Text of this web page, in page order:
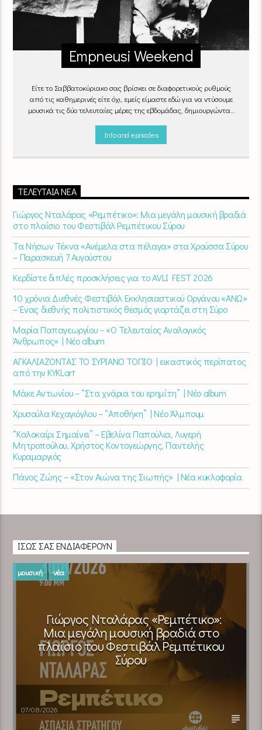
Empneusi Weekend
Είτε το Σαββατοκύριακο σας βρίσκει σε διαφορετικούς ρυθμούς
από τις καθημερινές είτε όχι, εμείς είμαστε εδώ για να ντύσουμε
μουσικά τις δύο τελευταίες μέρες της εβδομάδας, δημιουργώντας
Info and episodes
ΤΕΛΕΥΤΑΊΑ ΝΈΑ
Γιώργος Νταλάρας «Ρεμπέτικο»: Μια μεγάλη μουσική βραδιά
στο πλαίσιο του Φεστιβάλ Ρεμπέτικου Σύρου
Τα Νήσων Τέκνα «Ανέμελα στα πέλαγα» στα Χρούσσα Σύρου
– Παρασκευή 7 Αυγούστου
Κερδίστε διπλές προσκλήσεις για το AVLI FEST 2026
10 χρόνια Διεθνές Φεστιβάλ Εκκλησιαστικού Οργάνου «ΑΝΩ»
– Ένας διεθνής πολιτιστικός θεσμός γιορτάζει στη Σύρο​
Μαρία Παπαγεωργίου – «Ο Τελευταίος Αναλογικός
Άνθρωπος» | Νέο album
ΑΓΚΑΛΙΑΖΟΝΤΑΣ ΤΟ ΣΥΡΙΑΝΟ ΤΟΠΙΟ | εικαστικός περίπατος
από την KYKLart
Μάκε Αντωνίου – “Στα χνάρια του ερημίτη” | Νέο album
Χρυσούλα Κεχαγιόγλου – “Αποθήκη” | Νέο Άλμπουμ
“Καλοκαίρι Σημαίνει” – Εβελίνα Παπούλια, Λυγερή
Μητροπούλου, Χρήστος Κοντογεώργης, Παντελής
Κυραμαργιός
Πάνος Ζώης – «Στον Αιώνα της Σιωπής» | Νέα κυκλοφορία
ΊΣΩΣ ΣΑΣ ΕΝΔΙΑΦΈΡΟΥΝ
μουσική νέα
Γιώργος Νταλάρας «Ρεμπέτικο»:
Μια μεγάλη μουσική βραδιά στο
πλαίσιο του Φεστιβάλ Ρεμπέτικου
Σύρου
07/08/2026